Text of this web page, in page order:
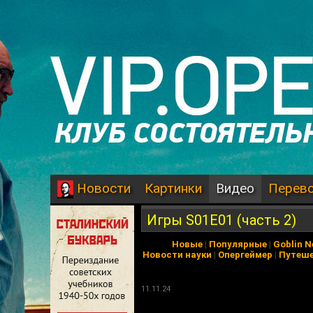
Новости Картинки Видео
Игры S01E01 (часть 2)
Новые | Популярные | Goblin
Новости науки | Опергеймер |
11.11.24